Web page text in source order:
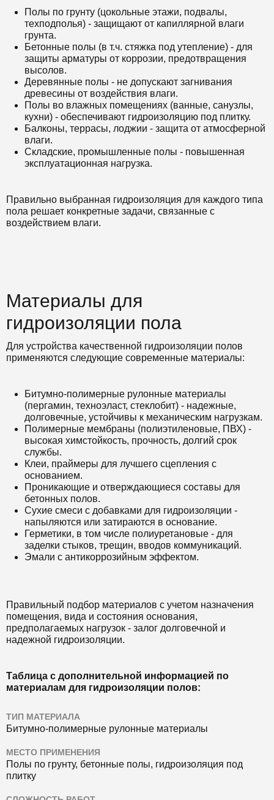
Полы по грунту (цокольные этажи, подвалы,
техподполья) - защищают от капиллярной влаги
грунта.
Бетонные полы (в т.ч. стяжка под утепление) - для
защиты арматуры от коррозии, предотвращения
высолов.
Деревянные полы - не допускают загнивания
древесины от воздействия влаги.
Полы во влажных помещениях (ванные, санузлы,
кухни) - обеспечивают гидроизоляцию под плитку.
Балконы, террасы, лоджии - защита от атмосферной
влаги.
Складские, промышленные полы - повышенная
эксплуатационная нагрузка.
Правильно выбранная гидроизоляция для каждого типа
пола решает конкретные задачи, связанные с
воздействием влаги.
Материалы для
гидроизоляции пола
Для устройства качественной гидроизоляции полов
применяются следующие современные материалы:
Битумно-полимерные рулонные материалы
(пергамин, техноэласт, стеклобит) - надежные,
долговечные, устойчивы к механическим нагрузкам.
Полимерные мембраны (полиэтиленовые, ПВХ) -
высокая химстойкость, прочность, долгий срок
службы.
Клеи, праймеры для лучшего сцепления с
основанием.
Проникающие и отверждающиеся составы для
бетонных полов.
Сухие смеси с добавками для гидроизоляции -
напыляются или затираются в основание.
Герметики, в том числе полиуретановые - для
заделки стыков, трещин, вводов коммуникаций.
Эмали с антикоррозийным эффектом.
Правильный подбор материалов с учетом назначения
помещения, вида и состояния основания,
предполагаемых нагрузок - залог долговечной и
надежной гидроизоляции.
Таблица с дополнительной информацией по
материалам для гидроизоляции полов:
ТИП МАТЕРИАЛА
Битумно-полимерные рулонные материалы
МЕСТО ПРИМЕНЕНИЯ
Полы по грунту, бетонные полы, гидроизоляция под
плитку